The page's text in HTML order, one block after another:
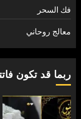
فك السحر
معالج روحاني
ربما قد تكون